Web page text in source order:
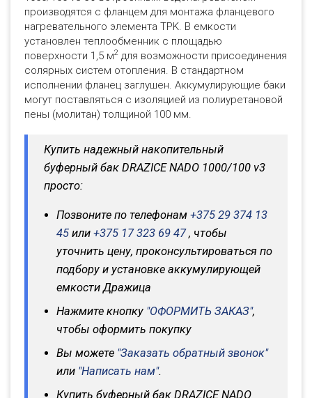
производятся с фланцем для монтажа фланцевого
нагревательного элемента TPK. В емкости
установлен теплообменник с площадью
поверхности 1,5 м2 для возможности присоединения
солярных систем отопления. В стандартном
исполнении фланец заглушен. Аккумулирующие баки
могут поставляться с изоляцией из полиуретановой
пены (молитан) толщиной 100 мм.
Купить надежный накопительный
буферный бак DRAZICE NADO 1000/100 v3
просто:
Позвоните по телефонам +375 29 374 13
45или +375 17 323 69 47, чтобы
уточнить цену, проконсультироваться по
подбору и установке аккумулирующей
емкости Дражица
Нажмите кнопку "ОФОРМИТЬ ЗАКАЗ",
чтобы оформить покупку
Вы можете "Заказать обратный звонок"
или "Написать нам".
Купить буферный бак DRAZICE NADO